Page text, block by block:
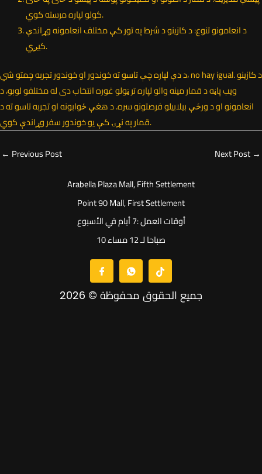
کولو لپاره مرسته کوي.
د انعامونو تنوع: د کازینو د شرط په تور کې مختلف انعامونه وړاندې
کیږي.
د دې لپاره چې تاسو ته خوندور او خوندور تجربه چمتو شي، no hay igual. د کازینو
ویب پاڼه د قمار مینه والو لپاره تر ټولو غوره انتخاب دی له مختلفو لوبو، د
انعامونو او د ورځې بیلابیلو فرصتونو سره. د هغې ځوابونه او تجربه تاسو ته د
قمار په نړۍ کې یو خوندور سفر وړاندې کوي.
← Previous Post Next Post →
Arabella Plaza Mall, Fifth Settlement
Point 90 Mall, First Settlement
أوقات العمل :7 أيام في الأسبوع
10 صباحا لـ 12 مساء
جميع الحقوق محفوظة © 2026